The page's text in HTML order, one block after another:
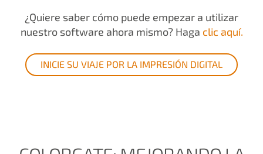
¿Quiere saber cómo puede empezar a utilizar
nuestro software ahora mismo? Haga clic aquí.
INICIE SU VIAJE POR LA IMPRESIÓN DIGITAL